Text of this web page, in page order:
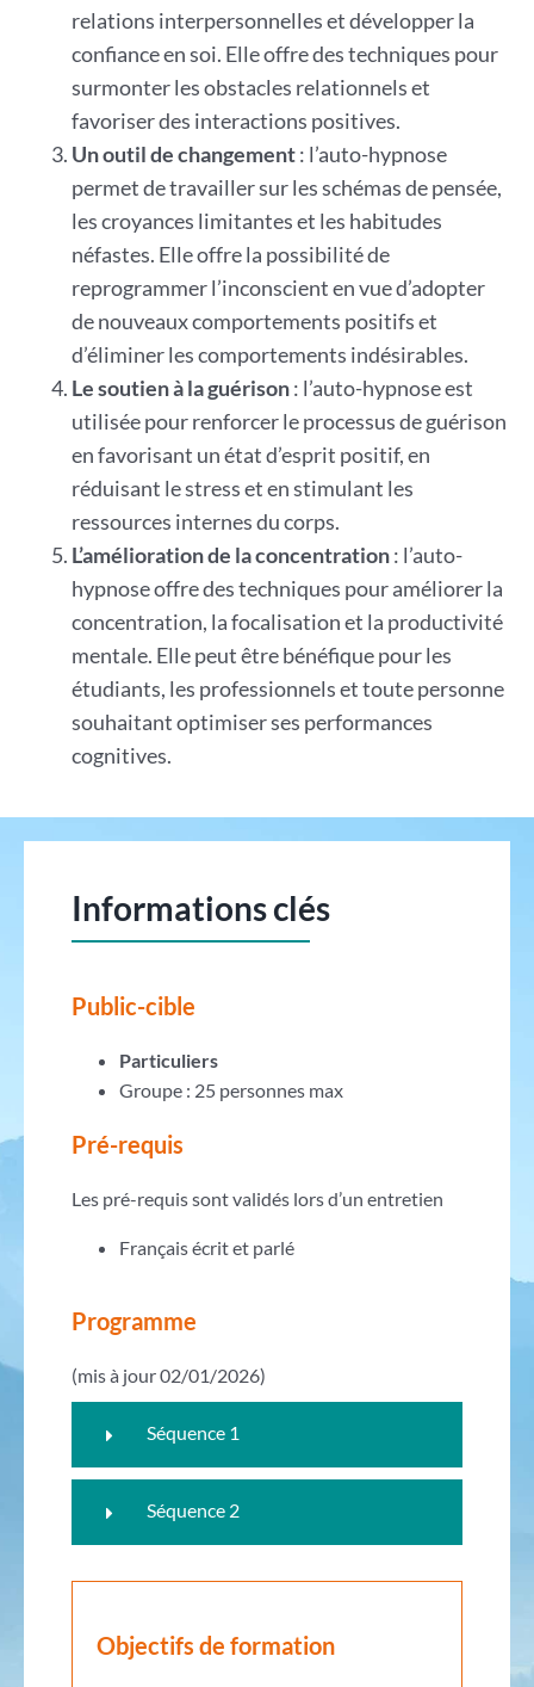
relations interpersonnelles et développer la
confiance en soi. Elle offre des techniques pour
surmonter les obstacles relationnels et
favoriser des interactions positives.
Un outil de changement: l’auto-hypnose
permet de travailler sur les schémas de pensée,
les croyances limitantes et les habitudes
néfastes. Elle offre la possibilité de
reprogrammer l’inconscient en vue d’adopter
de nouveaux comportements positifs et
d’éliminer les comportements indésirables.
Le soutien à la guérison: l’auto-hypnose est
utilisée pour renforcer le processus de guérison
en favorisant un état d’esprit positif, en
réduisant le stress et en stimulant les
ressources internes du corps.
L’amélioration de la concentration: l’auto-
hypnose offre des techniques pour améliorer la
concentration, la focalisation et la productivité
mentale. Elle peut être bénéfique pour les
étudiants, les professionnels et toute personne
souhaitant optimiser ses performances
cognitives.
Informations clés
Public-cible
Particuliers
Groupe : 25 personnes max
Pré-requis
Les pré-requis sont validés lors d’un entretien
Français écrit et parlé
Programme
(mis à jour 02/01/2026)
Séquence 1
Séquence 2
Objectifs de formation